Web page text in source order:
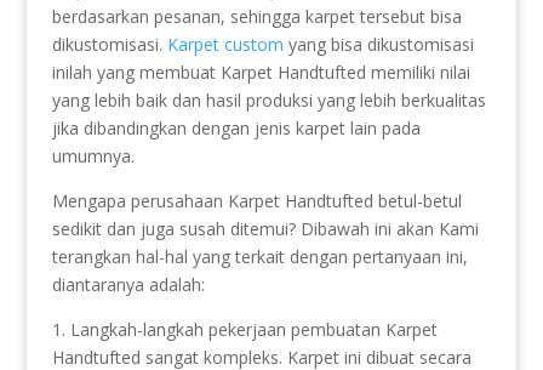
berdasarkan pesanan, sehingga karpet tersebut bisa
dikustomisasi. Karpet custom yang bisa dikustomisasi
inilah yang membuat Karpet Handtufted memiliki nilai
yang lebih baik dan hasil produksi yang lebih berkualitas
jika dibandingkan dengan jenis karpet lain pada
umumnya.
Mengapa perusahaan Karpet Handtufted betul-betul
sedikit dan juga susah ditemui? Dibawah ini akan Kami
terangkan hal-hal yang terkait dengan pertanyaan ini,
diantaranya adalah:
1. Langkah-langkah pekerjaan pembuatan Karpet
Handtufted sangat kompleks. Karpet ini dibuat secara